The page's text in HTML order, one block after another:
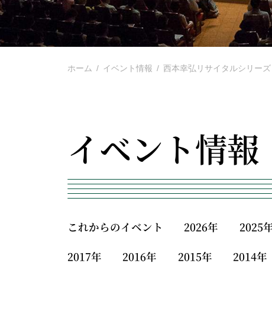
ホーム イベント情報 西本幸弘リサイタルシリー
イベント情報
これからのイベント 2026年 2025
2017年
2016年 2015年 2014年